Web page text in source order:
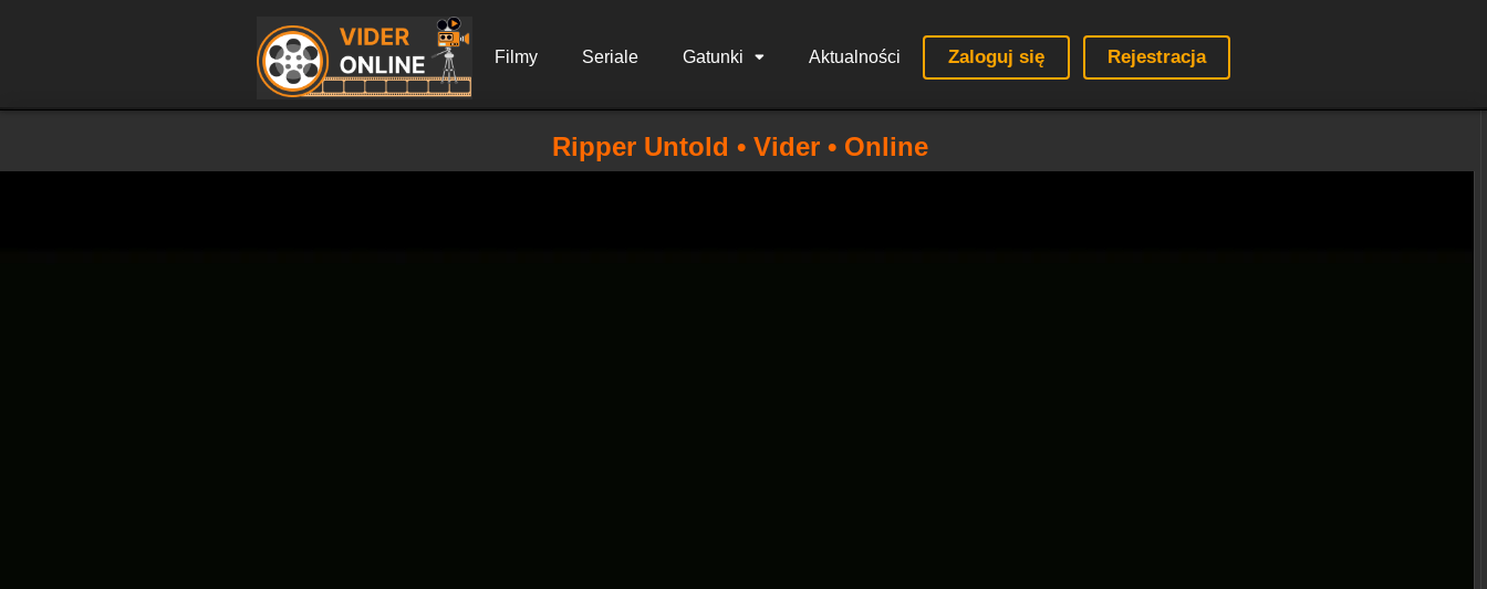
Filmy Seriale Gatunki Aktualności Zaloguj się Rejestracja
Ripper Untold • Vider • Online